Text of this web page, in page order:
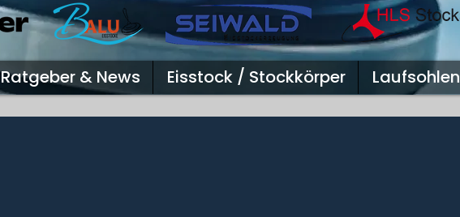
Ratgeber & News Eisstock / Stockkörper Laufsohlen